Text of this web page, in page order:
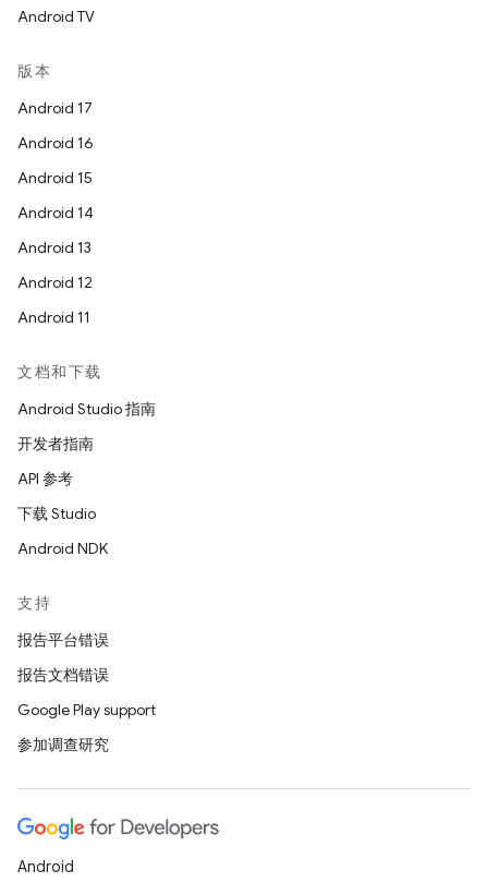
Android TV
版本
Android 17
Android 16
Android 15
Android 14
Android 13
Android 12
Android 11
文档和下载
Android Studio 指南
开发者指南
API 参考
下载 Studio
Android NDK
支持
报告平台错误
报告文档错误
Google Play support
参加调查研究
Android